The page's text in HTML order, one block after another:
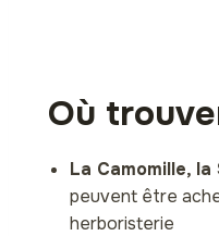
Où
La Camomille,
peuvent être
herboristerie